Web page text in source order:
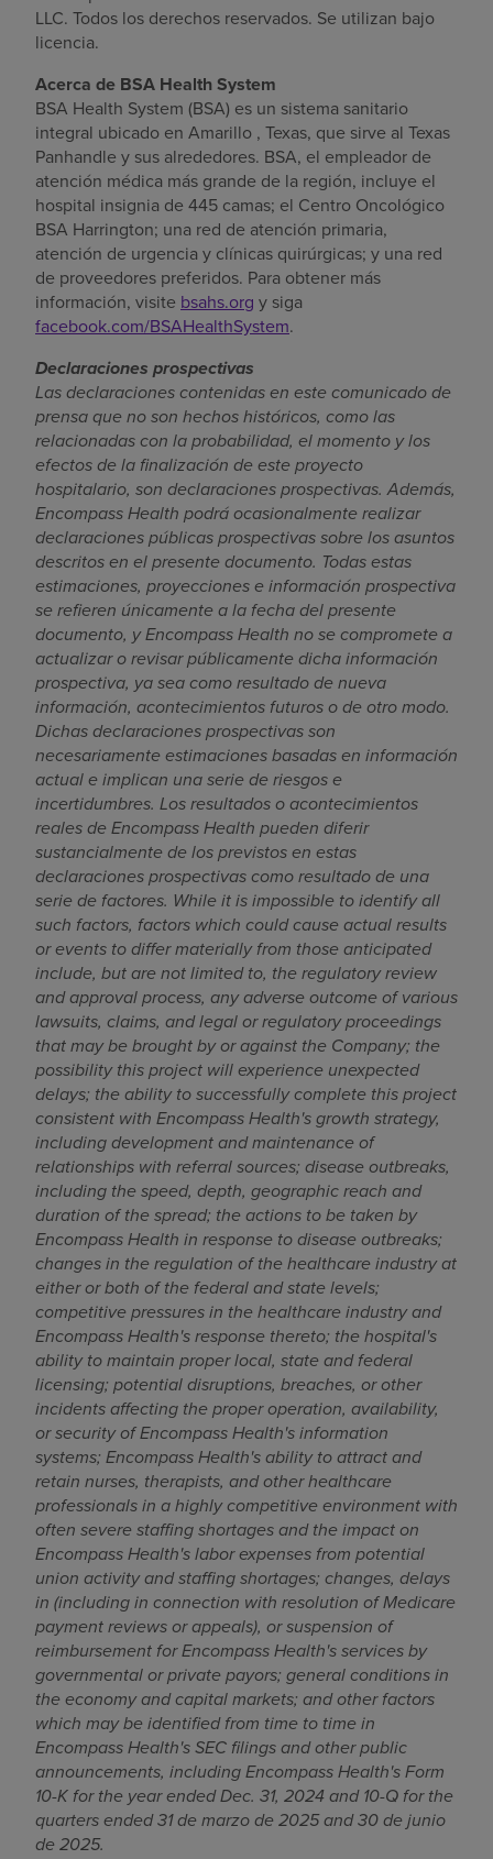
LLC. Todos los derechos reservados. Se utilizan bajo
licencia.
Acerca de BSA Health System
BSA Health System (BSA) es un sistema sanitario
integral ubicado en Amarillo , Texas, que sirve al Texas
Panhandle y sus alrededores. BSA, el empleador de
atención médica más grande de la región, incluye el
hospital insignia de 445 camas; el Centro Oncológico
BSA Harrington; una red de atención primaria,
atención de urgencia y clínicas quirúrgicas; y una red
de proveedores preferidos. Para obtener más
información, visite bsahs.org y siga
facebook.com/BSAHealthSystem.
Declaraciones prospectivas
Las declaraciones contenidas en este comunicado de
prensa que no son hechos históricos, como las
relacionadas con la probabilidad, el momento y los
efectos de la finalización de este proyecto
hospitalario, son declaraciones prospectivas. Además,
Encompass Health podrá ocasionalmente realizar
declaraciones públicas prospectivas sobre los asuntos
descritos en el presente documento. Todas estas
estimaciones, proyecciones e información prospectiva
se refieren únicamente a la fecha del presente
documento, y Encompass Health no se compromete a
actualizar o revisar públicamente dicha información
prospectiva, ya sea como resultado de nueva
información, acontecimientos futuros o de otro modo.
Dichas declaraciones prospectivas son
necesariamente estimaciones basadas en información
actual e implican una serie de riesgos e
incertidumbres. Los resultados o acontecimientos
reales de Encompass Health pueden diferir
sustancialmente de los previstos en estas
declaraciones prospectivas como resultado de una
serie de factores. While it is impossible to identify all
such factors, factors which could cause actual results
or events to differ materially from those anticipated
include, but are not limited to, the regulatory review
and approval process, any adverse outcome of various
lawsuits, claims, and legal or regulatory proceedings
that may be brought by or against the Company; the
possibility this project will experience unexpected
delays; the ability to successfully complete this project
consistent with Encompass Health's growth strategy,
including development and maintenance of
relationships with referral sources; disease outbreaks,
including the speed, depth, geographic reach and
duration of the spread; the actions to be taken by
Encompass Health in response to disease outbreaks;
changes in the regulation of the healthcare industry at
either or both of the federal and state levels;
competitive pressures in the healthcare industry and
Encompass Health's response thereto; the hospital's
ability to maintain proper local, state and federal
licensing; potential disruptions, breaches, or other
incidents affecting the proper operation, availability,
or security of Encompass Health's information
systems; Encompass Health's ability to attract and
retain nurses, therapists, and other healthcare
professionals in a highly competitive environment with
often severe staffing shortages and the impact on
Encompass Health's labor expenses from potential
union activity and staffing shortages; changes, delays
in (including in connection with resolution of Medicare
payment reviews or appeals), or suspension of
reimbursement for Encompass Health's services by
governmental or private payors; general conditions in
the economy and capital markets; and other factors
which may be identified from time to time in
Encompass Health's SEC filings and other public
announcements, including Encompass Health's Form
10-K for the year endedDec. 31, 2024and 10-Q for the
quarters ended31 de marzo de 2025and30 de junio
de 2025.